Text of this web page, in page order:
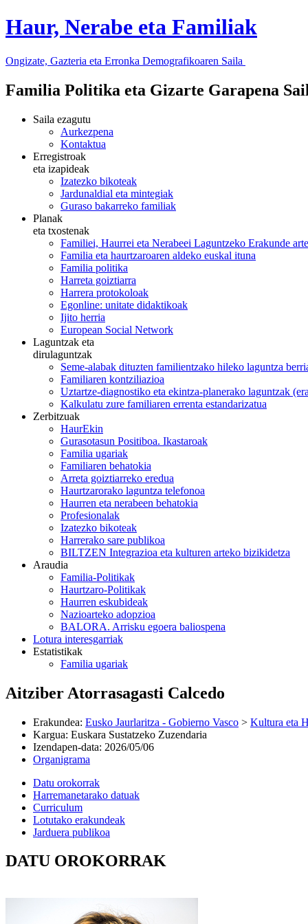
Haur, Nerabe eta Familiak
Ongizate, Gazteria eta Erronka Demografikoaren Saila
Familia Politika eta Gizarte Garapena
Saila ezagutu
Aurkezpena
Kontaktua
Erregistroak
eta izapideak
Izatezko bikoteak
Jardunaldial eta mintegiak
Guraso bakarreko familiak
Planak
eta txostenak
Familiei, Haurrei eta Nerabeei Laguntzeko Erakunde
Familia eta haurtzaroaren aldeko euskal ituna
Familia politika
Harreta goiztiarra
Harrera protokoloak
Egonline: unitate didaktikoak
Ijito herria
European Social Network
Laguntzak eta
dirulaguntzak
Seme-alabak dituzten familientzako hileko laguntza
Familiaren kontziliazioa
Uztartze-diagnostiko eta ekintza-planerako laguntzak
Kalkulatu zure familiaren errenta estandarizatua
Zerbitzuak
HaurEkin
Gurasotasun Positiboa. Ikastaroak
Familia ugariak
Familiaren behatokia
Arreta goiztiarreko eredua
Haurtzarorako laguntza telefonoa
Haurren eta nerabeen behatokia
Profesionalak
Izatezko bikoteak
Harrerako sare publikoa
BILTZEN Integrazioa eta kulturen arteko bizikidetza
Araudia
Familia-Politikak
Haurtzaro-Politikak
Haurren eskubideak
Nazioarteko adopzioa
BALORA. Arrisku egoera baliospena
Lotura interesgarriak
Estatistikak
Familia ugariak
Aitziber Atorrasagasti Calcedo
Erakundea: Eusko Jaurlaritza - Gobierno Vasco > Kultura eta
Kargua: Euskara Sustatzeko Zuzendaria
Izendapen-data: 2026/05/06
Organigrama
Datu orokorrak
Harremanetarako datuak
Curriculum
Lotutako erakundeak
Jarduera publikoa
DATU OROKORRAK